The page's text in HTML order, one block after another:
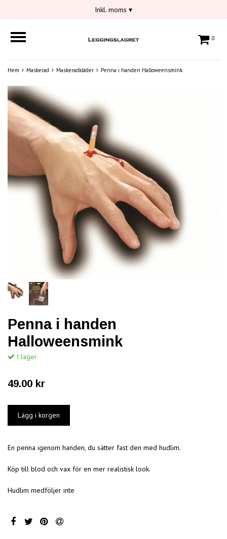
Inkl. moms ▾
0
Hem Maskerad Maskeradkläder Penna i handen Halloweensmink
Penna i handen
Halloweensmink
I lager.
49.00 kr
En penna igenom handen, du sätter fast den med hudlim.
Köp till blod och vax för en mer realistisk look.
Hudlim medföljer inte